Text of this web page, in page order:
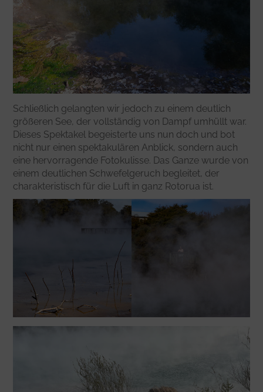
Schließlich gelangten wir jedoch zu einem deutlich
größeren See, der vollständig von Dampf umhüllt war.
Dieses Spektakel begeisterte uns nun doch und bot
nicht nur einen spektakulären Anblick, sondern auch
eine hervorragende Fotokulisse. Das Ganze wurde von
einem deutlichen Schwefelgeruch begleitet, der
charakteristisch für die Luft in ganz Rotorua ist.